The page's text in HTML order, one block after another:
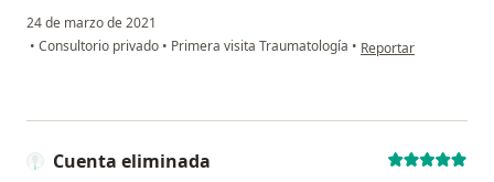
24 de marzo de 2021
• Consultorio privado • Primera visita Traumatología • en opinión del
Reportar
Cuenta eliminada